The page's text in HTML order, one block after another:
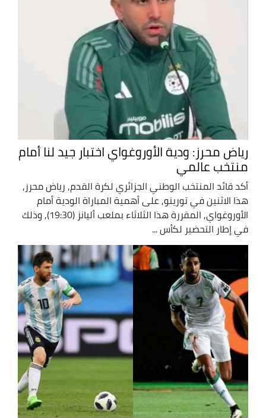
رياض محرز: ودية الأوروغواي اختبار جيد لنا أمام
منتخب عالمي
أكد قائد المنتخب الوطني الجزائري لكرة القدم, رياض محرز,
هذا الاثنين في تورينو, على أهمية المباراة الودية أمام
الأوروغواي, المقررة هذا الثلاثاء بملعب أليانز (19:30), وذلك
في إطار التحضير لكأس ...